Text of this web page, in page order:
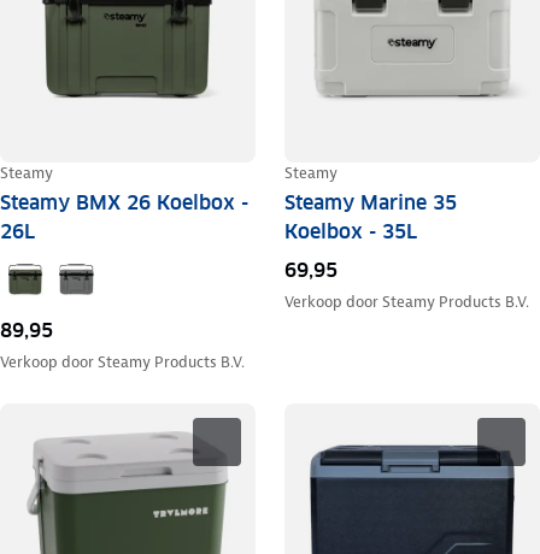
Steamy
Steamy BMX 26 Koelbox -
26L
89,95
Verkoop doorSteamy Products B.V.
Steamy
Steamy Marine 35
Koelbox - 35L
69,95
Verkoop doorSteamy Products B.V.